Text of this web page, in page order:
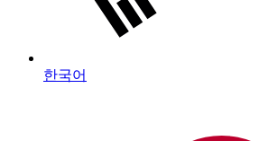
한국어